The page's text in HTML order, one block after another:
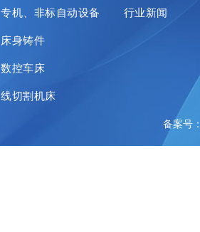
专机、非标自动设备
床身铸件
数控车床
线切割机床
行业新闻
备案号